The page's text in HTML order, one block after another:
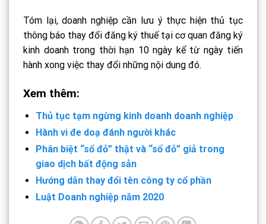
Tóm lại, doanh nghiệp cần lưu ý thực hiện thủ tục
thông báo thay đổi đăng ký thuế tại cơ quan đăng ký
kinh doanh trong thời hạn 10 ngày kể từ ngày tiến
hành xong việc thay đổi những nội dung đó.
Xem thêm:
Thủ tục tạm ngừng kinh doanh doanh nghiệp
Hành vi đe doạ đánh người khác
Phân biệt “sổ đỏ” thật và “sổ đỏ” giả trong
giao dịch bất động sản
Hướng dẫn thay đổi tên công ty cổ phần
Luật Doanh nghiệp năm 2020